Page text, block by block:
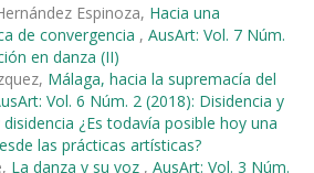
Espinoza, Hacia una
de convergencia , AusArt: Vol. 7 Núm.
en danza (II)
Málaga, hacia la supremacía del
Vol. 6 Núm. 2 (2018): Disidencia y
¿Es todavía posible hoy una
las prácticas artísticas?
La danza y su voz , AusArt: Vol. 3 Núm.